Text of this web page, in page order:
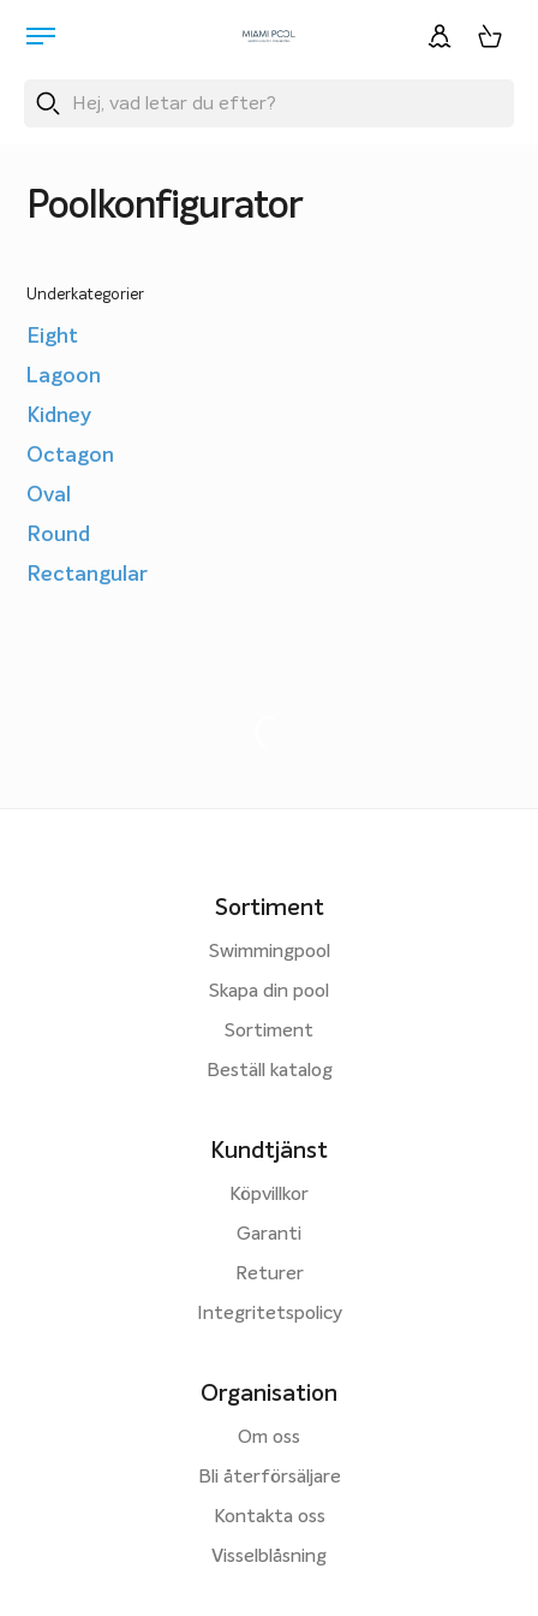
Poolkonfigurator
Underkategorier
Eight
Lagoon
Kidney
Octagon
Oval
Round
Rectangular
Sortiment
Swimmingpool
Skapa din pool
Sortiment
Beställ katalog
Kundtjänst
Köpvillkor
Garanti
Returer
Integritetspolicy
Organisation
Om oss
Bli återförsäljare
Kontakta oss
Visselblåsning